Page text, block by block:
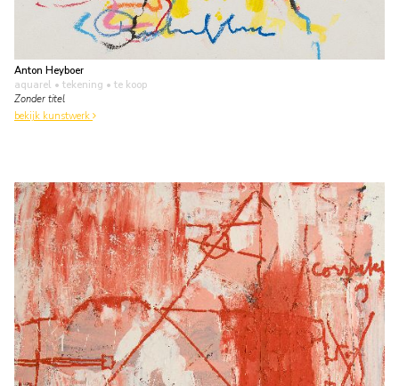
Anton Heyboer
aquarel • tekening • te koop
Zonder titel
bekijk kunstwerk